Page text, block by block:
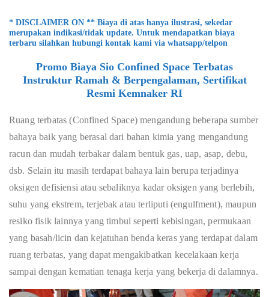
* DISCLAIMER ON ** Biaya di atas hanya ilustrasi, sekedar
merupakan indikasi/tidak update. Untuk mendapatkan biaya
terbaru silahkan hubungi kontak kami via whatsapp/telpon
Promo Biaya Sio Confined Space Terbatas
Instruktur Ramah & Berpengalaman, Sertifikat
Resmi Kemnaker RI
Ruang terbatas (Confined Space) mengandung beberapa sumber
bahaya baik yang berasal dari bahan kimia yang mengandung
racun dan mudah terbakar dalam bentuk gas, uap, asap, debu,
dsb. Selain itu masih terdapat bahaya lain berupa terjadinya
oksigen defisiensi atau sebaliknya kadar oksigen yang berlebih,
suhu yang ekstrem, terjebak atau terliputi (engulfment), maupun
resiko fisik lainnya yang timbul seperti kebisingan, permukaan
yang basah/licin dan kejatuhan benda keras yang terdapat dalam
ruang terbatas, yang dapat mengakibatkan kecelakaan kerja
sampai dengan kematian tenaga kerja yang bekerja di dalamnya.